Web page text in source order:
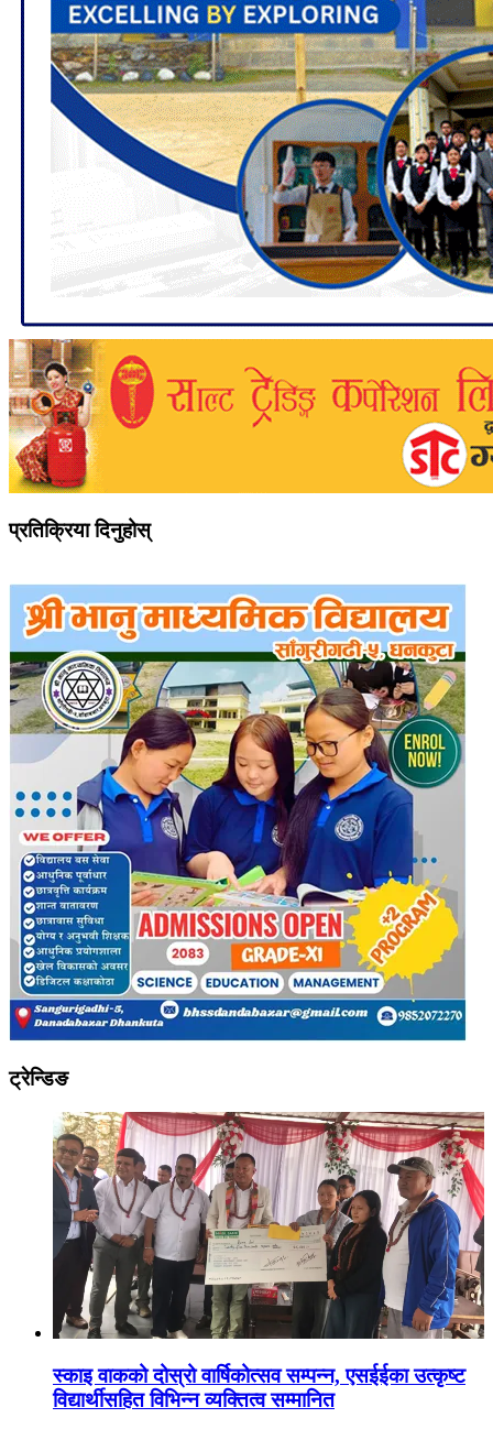
प्रतिक्रिया दिनुहोस्
ट्रेन्डिङ
स्काइ वाकको दोस्रो वार्षिकोत्सव सम्पन्न, एसईईका उत्कृष्ट
विद्यार्थीसहित विभिन्न व्यक्तित्व सम्मानित